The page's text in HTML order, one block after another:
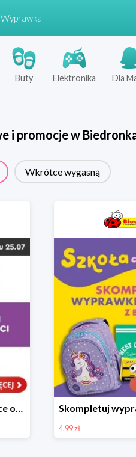
Wyprawka
Buty Elektronika Dla
i promocje w
Wkrótce wygasną
Książki dla dzieci w Biedronce od 16,99 zł
4.99 zł